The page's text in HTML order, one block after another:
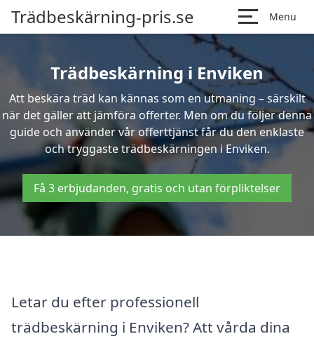
Trädbeskärning-pris.se Menu
Trädbeskärning i Enviken
Att beskära träd kan kännas som en utmaning – särskilt
när det gäller att jämföra offerter. Men om du följer denna
guide och använder vår offerttjänst får du den enklaste
och tryggaste trädbeskärningen i Enviken.
Få 3 erbjudanden, gratis och utan förpliktelser
Letar du efter professionell
trädbeskärning i Enviken? Att vårda dina